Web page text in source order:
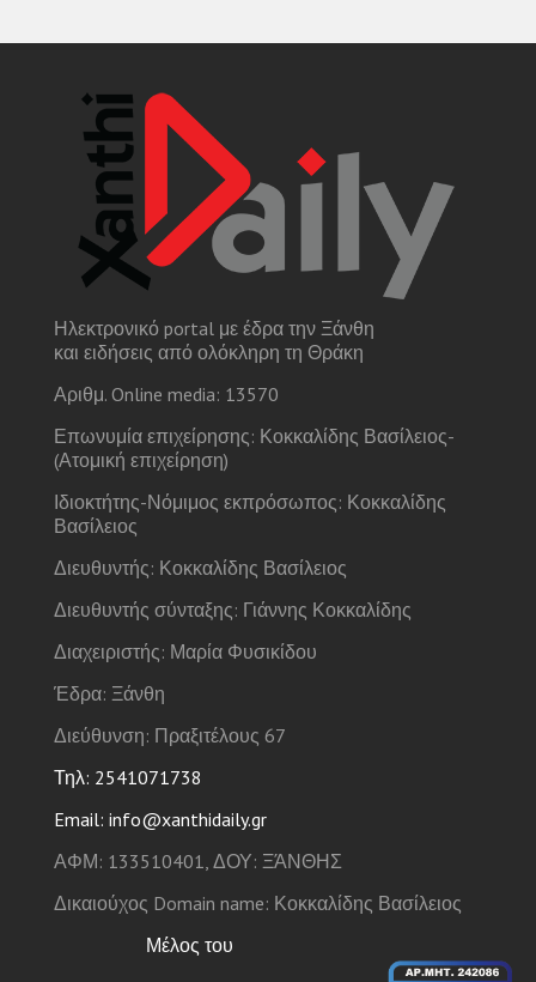
Ηλεκτρονικό portal με έδρα την Ξάνθη
και ειδήσεις από ολόκληρη τη Θράκη
Αριθμ. Online media: 13570
Επωνυμία επιχείρησης: Κοκκαλίδης Βασίλειος-
(Ατομική επιχείρηση)
Ιδιοκτήτης-Νόμιμος εκπρόσωπος: Κοκκαλίδης
Βασίλειος
Διευθυντής: Κοκκαλίδης Βασίλειος
Διευθυντής σύνταξης: Γιάννης Κοκκαλίδης
Διαχειριστής: Μαρία Φυσικίδου
Έδρα: Ξάνθη
Διεύθυνση: Πραξιτέλους 67
Τηλ: 2541071738
Email: info@xanthidaily.gr
ΑΦΜ: 133510401, ΔΟΥ: ΞΆΝΘΗΣ
Δικαιούχος Domain name: Κοκκαλίδης Βασίλειος
Μέλος του